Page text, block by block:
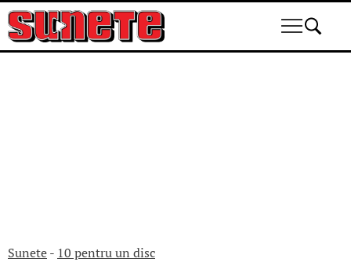
Sunete- 10 pentru un disc